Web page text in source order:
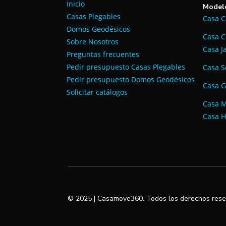
Inicio
Casas Plegables
Domos Geodésicos
Sobre Nosotros
Preguntas frecuentes
Pedir presupuesto Casas Plegables
Pedir presupuesto Domos Geodésicos
Solicitar catálogos
Casa
Casa
Casa
Casa
Casa
Casa
Casa
© 2025 | Casamove360. Todos los derechos